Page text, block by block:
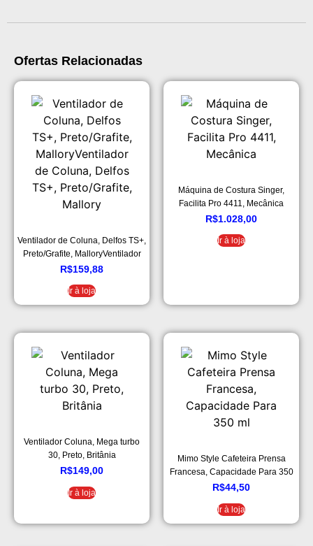
Ofertas Relacionadas
Ventilador de Coluna, Delfos TS+,
Preto/Grafite, MalloryVentilador
de Coluna, Delfos TS+,
R$159,88
Ir à loja
Máquina de Costura Singer,
Facilita Pro 4411, Mecânica
R$1.028,00
Ir à loja
Ventilador Coluna, Mega turbo
30, Preto, Britânia
R$149,00
Ir à loja
Mimo Style Cafeteira Prensa
Francesa, Capacidade Para 350
ml
R$44,50
Ir à loja